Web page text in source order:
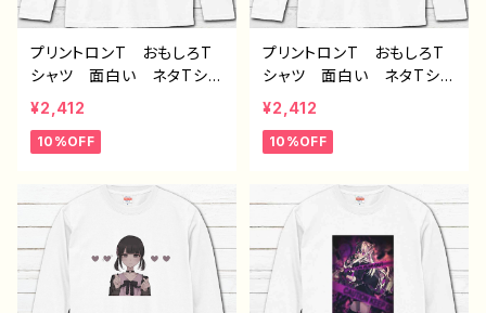
プリントロンT おもしろT
シャツ 面白い ネタTシャ
ツ ユニーク 文字 かわ
いい メンズ レディー
ス おしゃれ おすすめ
ーター 絵師 クリエイタ
ー オリジナル デザイ
ン コラボ グッズ 長袖
Tシャツ ロングTシャツ
タイトル：富裕層の負け犬
（ホワイト） 作：んごミッ
¥2,412
10%OFF
プリントロンT おもしろT
シャツ 面白い ネタTシャ
ツ ユニーク 文字 かわ
いい メンズ レディー
ス おしゃれ おすすめ
ーター 絵師 クリエイタ
ー オリジナル デザイ
ン コラボ グッズ 長袖
Tシャツ ロングTシャツ
タイトル：敗者の王様（ホワ
イト） 作：んごミック G-6
¥2,412
10%OFF